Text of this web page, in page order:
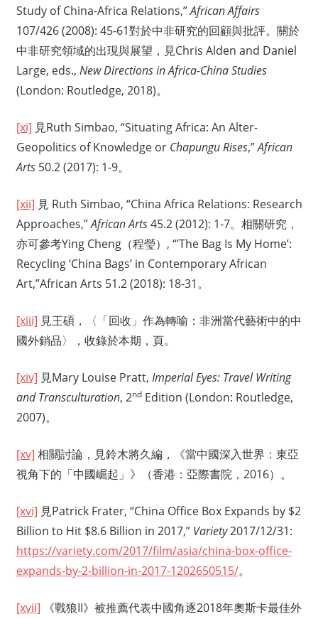
Study of China-Africa Relations,”African Affairs
107/426 (2008): 45-61對於中非研究的回顧與批評。關於
中非研究領域的出現與展望，見Chris Alden and Daniel
Large, eds., New Directions in Africa-China Studies
(London: Routledge, 2018)。
[xi] 見Ruth Simbao, “Situating Africa: An Alter-
Geopolitics of Knowledge or Chapungu Rises,”African
Arts50.2 (2017): 1-9。
[xii] 見 Ruth Simbao, “China Africa Relations: Research
Approaches,”African Arts45.2 (2012): 1-7。相關研究，
亦可參考Ying Cheng（程瑩）, “’The Bag Is My Home’:
Recycling ‘China Bags’ in Contemporary African
Art,”African Arts 51.2 (2018): 18-31。
[xiii] 見王碩，〈「回收」作為轉喻：非洲當代藝術中的中
國外銷品〉，收錄於本期，頁。
[xiv] 見Mary Louise Pratt, Imperial Eyes: Travel Writing
and Transculturation, 2ndEdition (London: Routledge,
2007)。
[xv] 相關討論，見鈴木將久編，《當中國深入世界：東亞
視角下的「中國崛起」》（香港：亞際書院，2016）。
[xvi] 見Patrick Frater, “China Office Box Expands by $2
Billion to Hit $8.6 Billion in 2017,” Variety2017/12/31:
https://variety.com/2017/film/asia/china-box-office-
expands-by-2-billion-in-2017-1202650515/。
[xvii] 《戰狼II》被推薦代表中國角逐2018年奧斯卡最佳外